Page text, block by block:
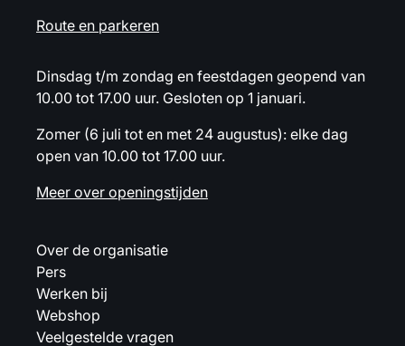
Route en parkeren
Dinsdag t/m zondag en feestdagen geopend van
10.00 tot 17.00 uur. Gesloten op 1 januari.
Zomer (6 juli tot en met 24 augustus): elke dag
open van 10.00 tot 17.00 uur.
Meer over openingstijden
Over de organisatie
Pers
Werken bij
Webshop
Veelgestelde vragen